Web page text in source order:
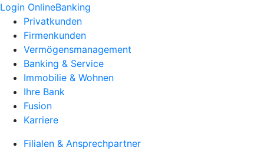
Login OnlineBanking
Privatkunden
Firmenkunden
Vermögensmanagement
Banking & Service
Immobilie & Wohnen
Ihre Bank
Fusion
Karriere
Filialen & Ansprechpartner